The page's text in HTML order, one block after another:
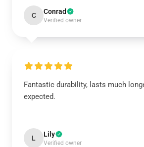
C Conrad
Verified owner
Fantastic durability, lasts much
expected.
L Lily
Verified owner